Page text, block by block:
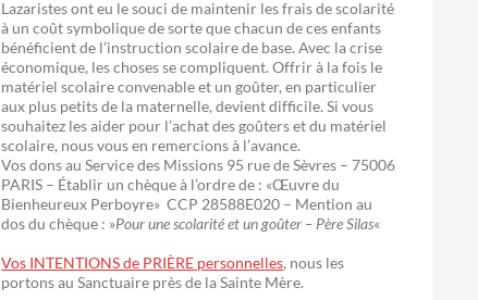
Lazaristes ont eu le souci de maintenir les frais de scolarité
à un coût symbolique de sorte que chacun de ces enfants
bénéficient de l’instruction scolaire de base. Avec la crise
économique, les choses se compliquent. Offrir à la fois le
matériel scolaire convenable et un goûter, en particulier
aux plus petits de la maternelle, devient difficile. Si vous
souhaitez les aider pour l’achat des goûters et du matériel
scolaire, nous vous en remercions à l’avance.
Vos dons au Service des Missions 95 rue de Sèvres – 75006
PARIS – Établir un chèque à l’ordre de : «Œuvre du
Bienheureux Perboyre» CCP 28588E020 – Mention au
dos du chèque : »Pour une scolarité et un goûter – Père Silas«
Vos INTENTIONS de PRIÈRE personnelles, nous les
portons au Sanctuaire près de la Sainte Mère.